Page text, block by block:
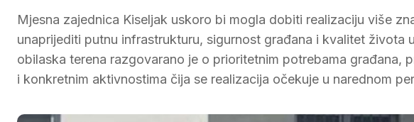
Mjesna zajednica Kiseljak uskoro bi mogla dobiti realizaciju više
unaprijediti putnu infrastrukturu, sigurnost građana i kvalitet života
obilaska terena razgovarano je o prioritetnim potrebama građana,
i konkretnim aktivnostima čija se realizacija očekuje u narednom